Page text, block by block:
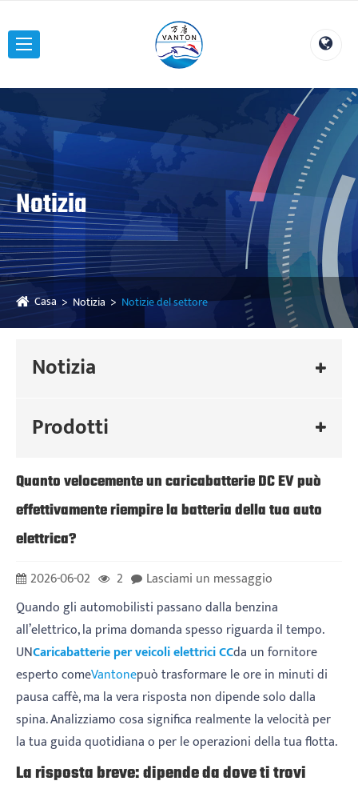
Notizia
Casa Notizia Notizie del settore
Notizia
Prodotti
Quanto velocemente un caricabatterie DC EV può
effettivamente riempire la batteria della tua auto
elettrica?
2026-06-02 2
Lasciami un messaggio
Quando gli automobilisti passano dalla benzina
all’elettrico, la prima domanda spesso riguarda il tempo.
UNCaricabatterie per veicoli elettrici CCda un fornitore
esperto comeVantonepuò trasformare le ore in minuti di
pausa caffè, ma la vera risposta non dipende solo dalla
spina. Analizziamo cosa significa realmente la velocità per
la tua guida quotidiana o per le operazioni della tua flotta.
La risposta breve: dipende da dove ti trovi